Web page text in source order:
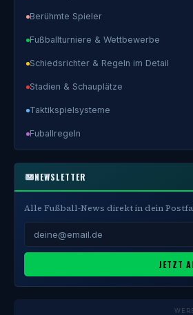
Berühmte Spieler
Fußballturniere & Wettbewerbe
Schiedsrichter & Regeln im Detail
Stadien & Schauplätze
Taktikspielsysteme
Fuballregeln
NEWSLETTER
Alle Fußball-News direkt in dein
JETZT